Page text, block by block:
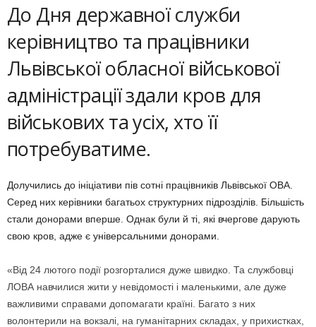
До Дня державної служби
керівництво та працівники
Львівської обласної військової
адміністрації здали кров для
військових та усіх, хто її
потребуватиме.
Долучились до ініціативи пів сотні працівників Львівської ОВА.
Серед них керівники багатьох структурних підрозділів. Більшість
стали донорами вперше. Однак були й ті, які вчергове дарують
свою кров, адже є універсальними донорами.
«Від 24 лютого події розгорталися дуже швидко. Та службовці
ЛОВА навчилися жити у невідомості і маленькими, але дуже
важливими справами допомагати країні. Багато з них
волонтерили на вокзалі, на гуманітарних складах, у прихистках,